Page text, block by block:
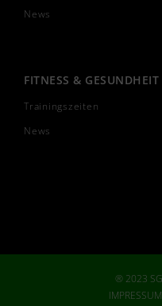
News
FITNESS & GESUNDHEIT
Trainingszeiten
News
® 2023
IMPRESSUM